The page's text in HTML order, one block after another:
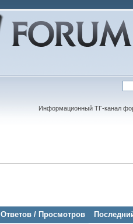
Информационный ТГ-канал
Ответов / Просмотров